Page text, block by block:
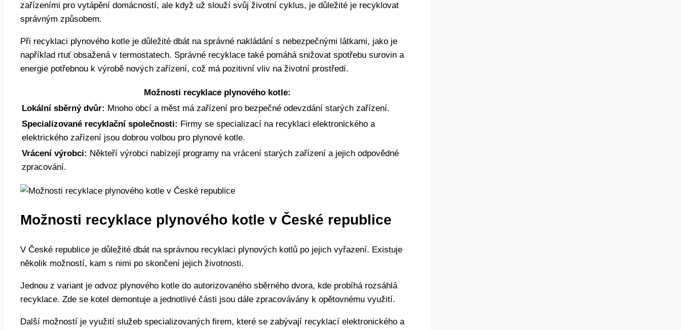
zařízeními pro vytápění domácností, ale když už slouží svůj životní cyklus, je důležité je recyklovat
správným způsobem.
Při recyklaci plynového kotle je důležité dbát na správné nakládání s nebezpečnými látkami, jako je
například rtuť obsažená v termostatech. Správné recyklace také pomáhá snižovat spotřebu surovin a
energie potřebnou k výrobě nových zařízení, což má pozitivní vliv na životní prostředí.
Možnosti recyklace plynového kotle:
Lokální sběrný dvůr: Mnoho obcí a měst má zařízení pro bezpečné odevzdání starých zařízení.
Specializované recyklační společnosti: Firmy se specializací na recyklaci elektronického a
elektrického zařízení jsou dobrou volbou pro plynové kotle.
Vrácení výrobci: Někteří výrobci nabízejí programy na vrácení starých zařízení a jejich odpovědné
zpracování.
Možnosti recyklace plynového kotle v České republice
V České republice je důležité dbát na správnou recyklaci plynových kotlů po jejich vyřazení. Existuje
několik možností, kam s nimi po skončení jejich životnosti.
Jednou z variant je odvoz plynového kotle do autorizovaného sběrného dvora, kde probíhá rozsáhlá
recyklace. Zde se kotel demontuje a jednotlivé části jsou dále zpracovávány k opětovnému využití.
Další možností je využití služeb specializovaných firem, které se zabývají recyklací elektronického a